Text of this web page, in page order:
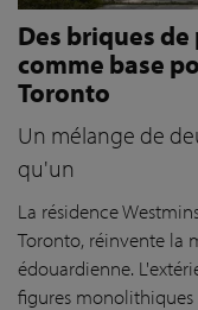
Des briques
comme base
Toronto
Un mélange de
qu'un
La résidence
Toronto, réinvente la
édouardienne.
figures